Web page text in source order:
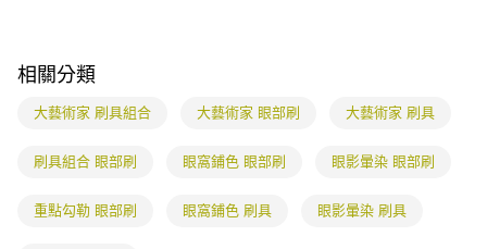
３．未成年的使用者請事先徵得法定代理人或監護人之同意方可使用
任。
請求用戶進行身份認證。
恩沛科技股份有限公司將有權停止該用戶之使用額度並採取法律行動。
相關分類
大藝術家 刷具組合 大藝術家 眼部刷 大藝術家 刷具
刷具組合 眼部刷 眼窩鋪色 眼部刷 眼影暈染 眼部刷
重點勾勒 眼部刷 眼窩鋪色 刷具 眼影暈染 刷具